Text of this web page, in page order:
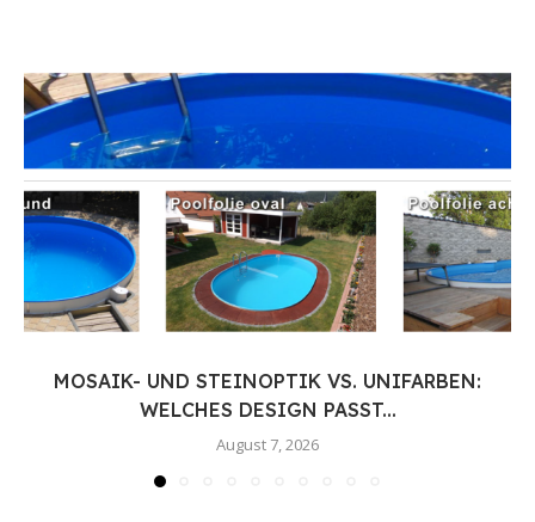
MOSAIK- UND STEINOPTIK VS. UNIFARBEN:
WELCHES DESIGN PASST...
August 7, 2026